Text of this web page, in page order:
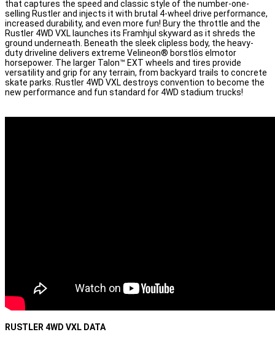
that captures the speed and classic style of the number-one-
selling Rustler and injects it with brutal 4-wheel drive performance,
increased durability, and even more fun! Bury the throttle and the
Rustler 4WD VXL launches its Framhjul skyward as it shreds the
ground underneath. Beneath the sleek clipless body, the heavy-
duty driveline delivers extreme Velineon® borstlös elmotor
horsepower. The larger Talon™ EXT wheels and tires provide
versatility and grip for any terrain, from backyard trails to concrete
skate parks. Rustler 4WD VXL destroys convention to become the
new performance and fun standard for 4WD stadium trucks!
RUSTLER 4WD VXL DATA